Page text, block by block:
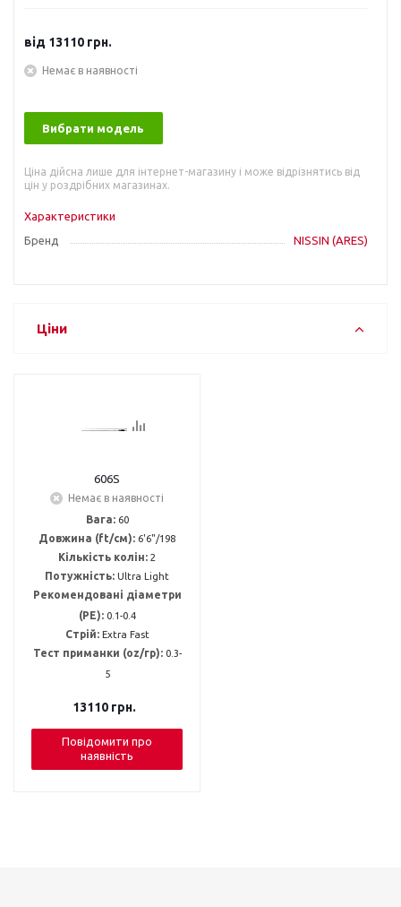
від 13110 грн.
Немає в наявності
Вибрати модель
Ціна дійсна лише для інтернет-магазину і може відрізнятись від
цін у роздрібних магазинах.
Характеристики
Бренд
NISSIN (ARES)
Ціни
606S
Немає в наявності
Вага: 60
Довжина (ft/см): 6'6"/198
Кількість колін: 2
Потужність: Ultra Light
Рекомендовані діаметри
(PE): 0.1-0.4
Стрій: Extra Fast
Тест приманки (oz/гр): 0.3-
5
13110грн.
Повідомити про
наявність